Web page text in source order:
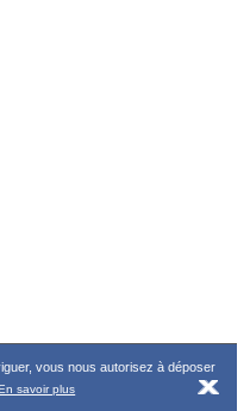
vous nous autorisez à déposer
savoir plus